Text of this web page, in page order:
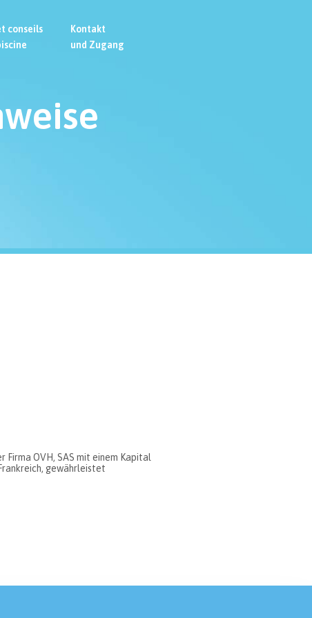
conseils
Kontakt
und Zugang
Firma OVH, SAS mit einem Kapital
gewährleistet